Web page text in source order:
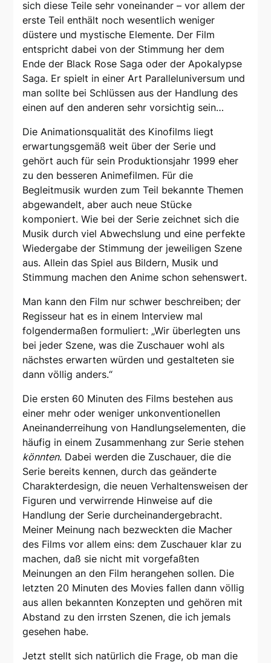
sich diese Teile sehr voneinander – vor allem der
erste Teil enthält noch wesentlich weniger
düstere und mystische Elemente. Der Film
entspricht dabei von der Stimmung her dem
Ende der Black Rose Saga oder der Apokalypse
Saga. Er spielt in einer Art Paralleluniversum und
man sollte bei Schlüssen aus der Handlung des
einen auf den anderen sehr vorsichtig sein…
Die Animationsqualität des Kinofilms liegt
erwartungsgemäß weit über der Serie und
gehört auch für sein Produktionsjahr 1999 eher
zu den besseren Animefilmen. Für die
Begleitmusik wurden zum Teil bekannte Themen
abgewandelt, aber auch neue Stücke
komponiert. Wie bei der Serie zeichnet sich die
Musik durch viel Abwechslung und eine perfekte
Wiedergabe der Stimmung der jeweiligen Szene
aus. Allein das Spiel aus Bildern, Musik und
Stimmung machen den Anime schon sehenswert.
Man kann den Film nur schwer beschreiben; der
Regisseur hat es in einem Interview mal
folgendermaßen formuliert: „Wir überlegten uns
bei jeder Szene, was die Zuschauer wohl als
nächstes erwarten würden und gestalteten sie
dann völlig anders.“
Die ersten 60 Minuten des Films bestehen aus
einer mehr oder weniger unkonventionellen
Aneinanderreihung von Handlungselementen, die
häufig in einem Zusammenhang zur Serie stehen
könnten. Dabei werden die Zuschauer, die die
Serie bereits kennen, durch das geänderte
Charakterdesign, die neuen Verhaltensweisen der
Figuren und verwirrende Hinweise auf die
Handlung der Serie durcheinandergebracht.
Meiner Meinung nach bezweckten die Macher
des Films vor allem eins: dem Zuschauer klar zu
machen, daß sie nicht mit vorgefaßten
Meinungen an den Film herangehen sollen. Die
letzten 20 Minuten des Movies fallen dann völlig
aus allen bekannten Konzepten und gehören mit
Abstand zu den irrsten Szenen, die ich jemals
gesehen habe.
Jetzt stellt sich natürlich die Frage, ob man die